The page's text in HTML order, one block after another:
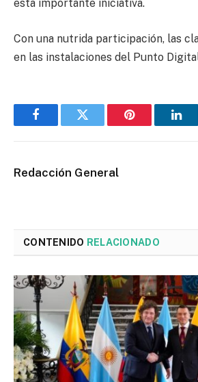
esta importante iniciativa.
Con una nutrida participación, las
en las instalaciones del Punto
FacebookTwitter Pinterest
Redacción General
CONTENIDO RELACIONADO